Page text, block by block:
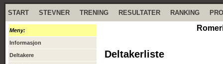
START STEVNER TRENING RESULTATER RANKING
Meny:
Informasjon
Deltakere Deltakerliste